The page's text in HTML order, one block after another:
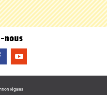
nous
f
légales